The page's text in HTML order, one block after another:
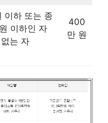
이하 또는 종
이하인 자
는 자
400
만 원